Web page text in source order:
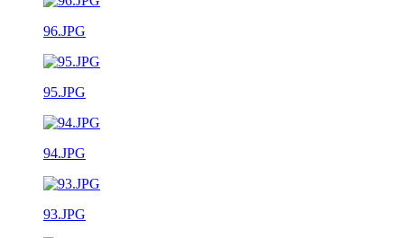
96.JPG
95.JPG
94.JPG
93.JPG